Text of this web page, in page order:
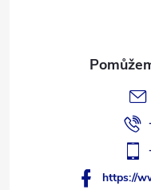
https://